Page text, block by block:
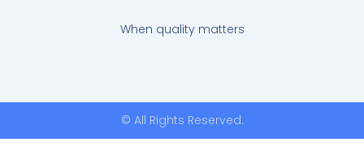
When quality matters
© All Rights Reserved.